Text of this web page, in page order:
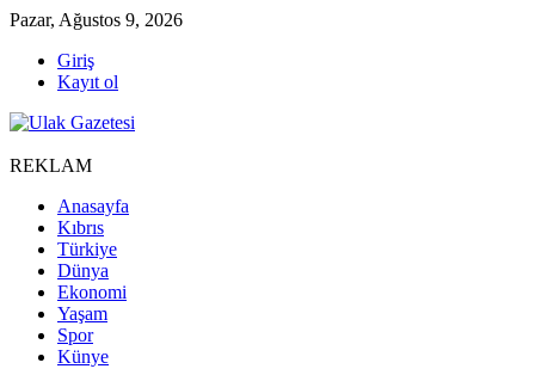
Pazar, Ağustos 9, 2026
Giriş
Kayıt ol
REKLAM
Anasayfa
Kıbrıs
Türkiye
Dünya
Ekonomi
Yaşam
Spor
Künye